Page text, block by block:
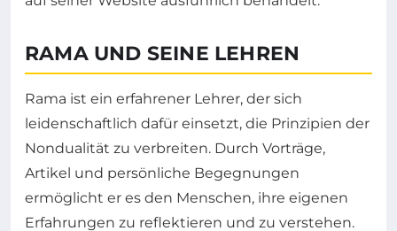
RAMA UND SEINE LEHREN
Rama ist ein erfahrener Lehrer, der sich
leidenschaftlich dafür einsetzt, die Prinzipien der
Nondualität zu verbreiten. Durch Vorträge,
Artikel und persönliche Begegnungen
ermöglicht er es den Menschen, ihre eigenen
Erfahrungen zu reflektieren und zu verstehen.